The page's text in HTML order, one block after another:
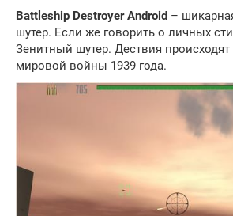
Battleship Destroyer Android –
шутер. Если же говорить о личных
Зенитный шутер. Дествия
мировой войны 1939 года.